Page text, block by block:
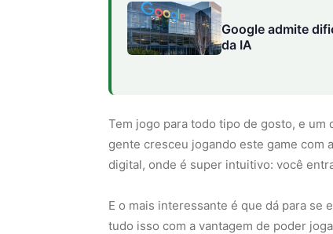
Google admite
da IA
Tem jogo para todo tipo de gosto, e
gente cresceu jogando este game com
digital, onde é super intuitivo: você
E o mais interessante é que dá para se
tudo isso com a vantagem de poder